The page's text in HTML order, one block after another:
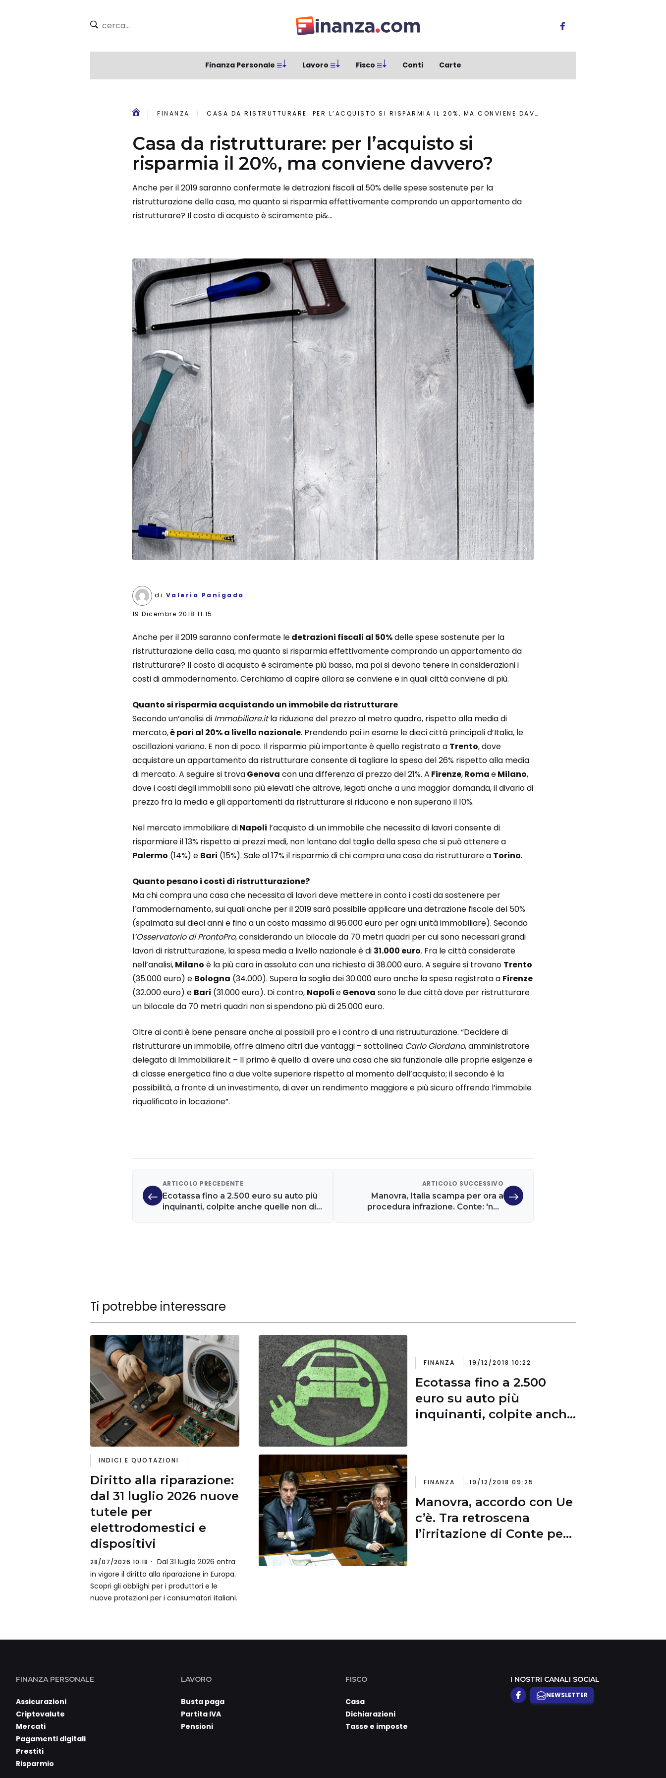
Finanza Personale Lavoro Fisco Conti Carte
FINANZA CASA DA RISTRUTTURARE: PER L’ACQUISTO SI RISPARMIA IL 20%, MA CONVIENE DAVVERO?
Casa da ristrutturare: per l’acquisto si
risparmia il 20%, ma conviene davvero?
Anche per il 2019 saranno confermate le detrazioni fiscali al 50% delle spese sostenute per la
ristrutturazione della casa, ma quanto si risparmia effettivamente comprando un appartamento da
ristrutturare? Il costo di acquisto è sciramente pi&...
di Valeria Panigada
19 Dicembre 2018 11:15
Anche per il 2019 saranno confermate ledetrazioni fiscali al 50%delle spese sostenute per la
ristrutturazione della casa, ma quanto si risparmia effettivamente comprando un appartamento da
ristrutturare? Il costo di acquisto è sciramente più basso, ma poi si devono tenere in considerazioni i
costi di ammodernamento. Cerchiamo di capire allora se conviene e in quali città conviene di più.
Quanto si risparmia acquistando un immobile da ristrutturare
Secondo un’analisi diImmobiliare.itla riduzione del prezzo al metro quadro, rispetto alla media di
mercato,è pari al 20% a livello nazionale. Prendendo poi in esame le dieci città principali d’Italia, le
oscillazioni variano. E non di poco. Il risparmio più importante è quello registrato a Trento, dove
acquistare un appartamento da ristrutturare consente di tagliare la spesa del 26% rispetto alla media
di mercato. A seguire si trovaGenova con una differenza di prezzo del 21%. A Firenze,RomaeMilano,
dove i costi degli immobili sono più elevati che altrove, legati anche a una maggior domanda, il divario di
prezzo fra la media e gli appartamenti da ristrutturare si riducono e non superano il 10%.
Nel mercato immobiliare diNapoli l’acquisto di un immobile che necessita di lavori consente di
risparmiare il 13% rispetto ai prezzi medi, non lontano dal taglio della spesa che si può ottenere a
Palermo (14%) e Bari (15%). Sale al 17% il risparmio di chi compra una casa da ristrutturare a Torino.
Quanto pesano i costi di ristrutturazione?
Ma chi compra una casa che necessita di lavori deve mettere in conto i costi da sostenere per
l’ammodernamento, sui quali anche per il 2019 sarà possibile applicare una detrazione fiscale del 50%
(spalmata sui dieci anni e fino a un costo massimo di 96.000 euro per ogni unità immobiliare). Secondo
l’Osservatorio di ProntoPro, considerando un bilocale da 70 metri quadri per cui sono necessari grandi
lavori di ristrutturazione, la spesa media a livello nazionale è di 31.000 euro. Fra le città considerate
nell’analisi,Milano è la più cara in assoluto con una richiesta di 38.000 euro. A seguire si trovano Trento
(35.000 euro) e Bologna (34.000). Supera la soglia dei 30.000 euro anche la spesa registrata a Firenze
(32.000 euro) e Bari (31.000 euro). Di contro, NapolieGenova sono le due città dove per ristrutturare
un bilocale da 70 metri quadri non si spendono più di 25.000 euro.
Oltre ai conti è bene pensare anche ai possibili pro e i contro di una ristruuturazione. “Decidere di
ristrutturare un immobile, offre almeno altri due vantaggi – sottolinea Carlo Giordano, amministratore
delegato di Immobiliare.it – Il primo è quello di avere una casa che sia funzionale alle proprie esigenze e
di classe energetica fino a due volte superiore rispetto al momento dell’acquisto; il secondo è la
possibilità, a fronte di un investimento, di aver un rendimento maggiore e più sicuro offrendo l’immobile
riqualificato in locazione”.
ARTICOLO PRECEDENTE
Ecotassa fino a 2.500 euro su auto più
inquinanti, colpite anche quelle non di
ARTICOLO SUCCESSIVO
Manovra, Italia scampa per ora a
procedura infrazione. Conte: 'non
Ti potrebbe interessare
INDICI E QUOTAZIONI
Diritto alla riparazione:
dal 31 luglio 2026 nuove
tutele per
elettrodomestici e
dispositivi
28/07/2026 10:18
Dal 31 luglio 2026 entra
in vigore il diritto alla riparazione in Europa.
Scopri gli obblighi per i produttori e le
nuove protezioni per i consumatori italiani.
FINANZA 19/12/2018 10:22
Ecotassa fino a 2.500
euro su auto più
inquinanti, colpite anche
FINANZA 19/12/2018 09:25
Manovra, accordo con Ue
c’è. Tra retroscena
l’irritazione di Conte per
FINANZA PERSONALE
Assicurazioni
Criptovalute
Mercati
Pagamenti digitali
Prestiti
Risparmio
LAVORO
Busta paga
Partita IVA
Pensioni
FISCO
Casa
Dichiarazioni
Tasse e imposte
I NOSTRI CANALI SOCIAL
NEWSLETTER